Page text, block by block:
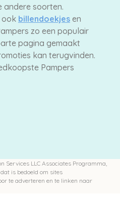
andere soorten.
ook billendoekjes en
zo een populair
pagina gemaakt
kan terugvinden.
Pampers
Services LLC Associates Programma,
is bedoeld om sites
te adverteren en te linken naar